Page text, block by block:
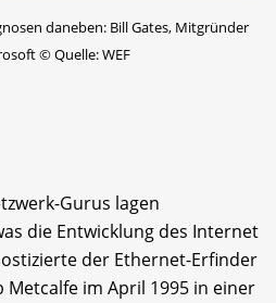
daneben: Bill Gates, Mitgründer
©Quelle: WEF
Gurus lagen
die Entwicklung des Internet
der Ethernet-Erfinder
im April 1995 in einer